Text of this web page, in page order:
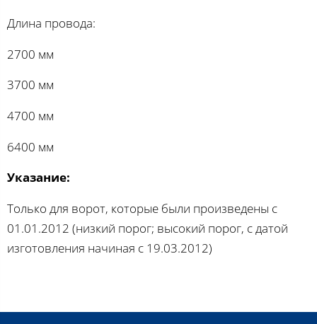
Длина провода:
2700 мм
3700 мм
4700 мм
6400 мм
Указание:
Только для ворот, которые были произведены с
01.01.2012 (низкий порог; высокий порог, с датой
изготовления начиная с 19.03.2012)